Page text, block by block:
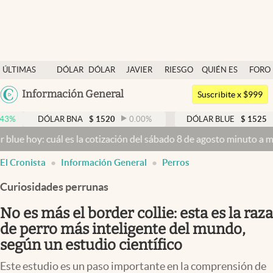
ÚLTIMAS
NOTICIAS
DÓLAR
DÓLAR
JAVIER
RIESGO
QUIÉN ES
QUIÉN
FORO
Argentina
México
Información General
Dólar
Members
Economía y Política
Finanzas y Mercados
Mercados Online
Negocios
Columnistas
Otras secciones
Suscribite x $999
BNA $ 1520 0.00% DÓLAR BLUE $ 1525 -0.33%
es la cotización del sábado 8 de agosto minuto a minutoDólar
El Cronista Información General Perros
Curiosidades perrunas
No es más el border collie: esta es la raza
de perro más inteligente del mundo,
según un estudio científico
Este estudio es un paso importante en la comprensión de